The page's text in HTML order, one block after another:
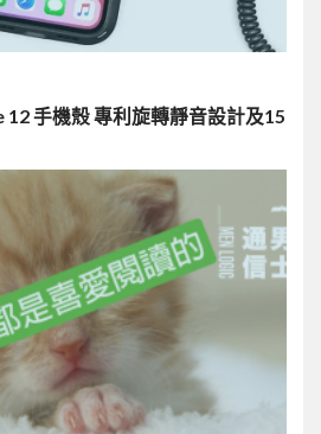
手機殼 專利旋轉靜音設計及15